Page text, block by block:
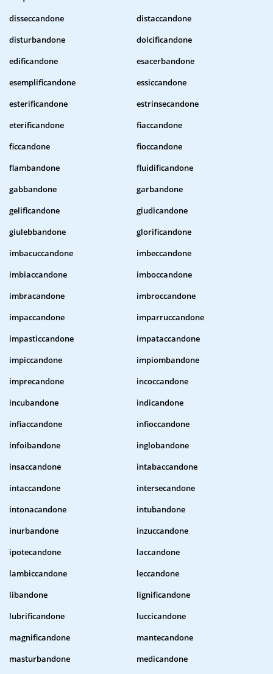
disseccandone
distaccandone
disturbandone
dolcificandone
edificandone
esacerbandone
esemplificandone
essiccandone
esterificandone
estrinsecandone
eterificandone
fiaccandone
ficcandone
fioccandone
flambandone
fluidificandone
gabbandone
garbandone
gelificandone
giudicandone
giulebbandone
glorificandone
imbacuccandone
imbeccandone
imbiaccandone
imboccandone
imbracandone
imbroccandone
impaccandone
imparruccandone
impasticcandone
impataccandone
impiccandone
impiombandone
imprecandone
incoccandone
incubandone
indicandone
infiaccandone
infioccandone
infoibandone
inglobandone
insaccandone
intabaccandone
intaccandone
intersecandone
intonacandone
intubandone
inurbandone
inzuccandone
ipotecandone
laccandone
lambiccandone
leccandone
libandone
lignificandone
lubrificandone
luccicandone
magnificandone
mantecandone
masturbandone
medicandone